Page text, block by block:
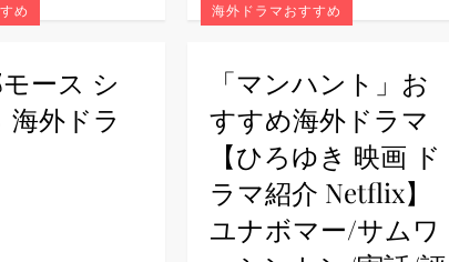
め
ース シ
海外ドラ
海外ドラマおすすめ
「マンハント」お
すすめ海外ドラマ
【ひろゆき 映画 ド
ラマ紹介 Netflix】
ユナボマー/サムワ
）
）